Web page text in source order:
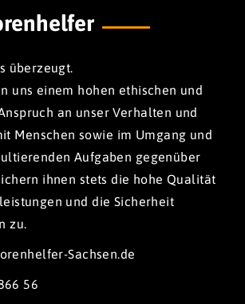
überzeugt.
uns einem hohen ethischen und
an unser Verhalten und
Menschen sowie im Umgang und
Aufgaben gegenüber
ihnen stets die hohe Qualität
und die Sicherheit
zu.
Sachsen.de
56